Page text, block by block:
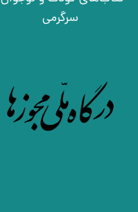
سرگرمی